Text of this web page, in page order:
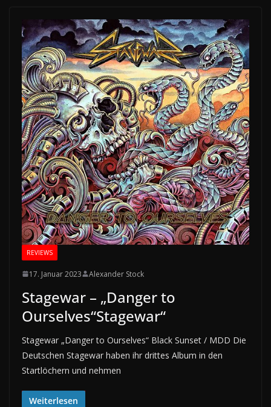
REVIEWS
17. Januar 2023 Alexander Stock
Stagewar – „Danger to
Ourselves“Stagewar“
Stagewar „Danger to Ourselves“ Black Sunset / MDD Die
Deutschen Stagewar haben ihr drittes Album in den
Startlöchern und nehmen
Weiterlesen